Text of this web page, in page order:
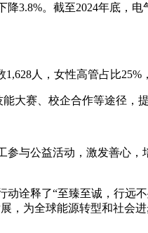
3.8%。截至2024年底，
人，女性高管占比25%
大赛、校企合作等途径
与公益活动，激发善心
诠释了“至臻至诚，行远
，为全球能源转型和社会